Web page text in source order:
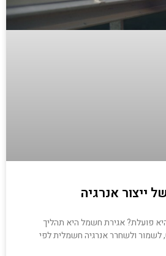
ייצור אנרגיה
פועלת? אגירת חשמל היא תהליך
לשמור ולשחרר אנרגיה חשמלית לפי